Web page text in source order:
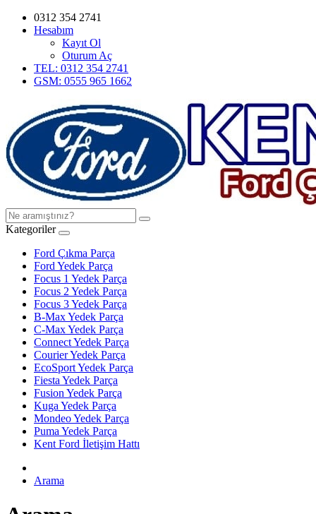
0312 354 2741
Hesabım
Kayıt Ol
Oturum Aç
TEL: 0312 354 2741
GSM: 0555 965 1662
Kategoriler
Ford Çıkma Parça
Ford Yedek Parça
Focus 1 Yedek Parça
Focus 2 Yedek Parça
Focus 3 Yedek Parça
B-Max Yedek Parça
C-Max Yedek Parça
Connect Yedek Parça
Courier Yedek Parça
EcoSport Yedek Parça
Fiesta Yedek Parça
Fusion Yedek Parça
Kuga Yedek Parça
Mondeo Yedek Parça
Puma Yedek Parça
Kent Ford İletişim Hattı
Arama